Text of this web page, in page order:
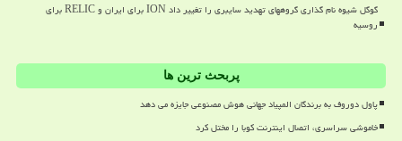
گوگل شیوه نام گذاری گروههای تهدید سایبری را تغییر داد ION برای ایران و RELIC برای
روسیه
پربحث ترین ها
پاول دوروف به برندگان المپیاد جهانی هوش مصنوعی جایزه می دهد
خاموشی سراسری، اتصال اینترنت کوبا را مختل کرد